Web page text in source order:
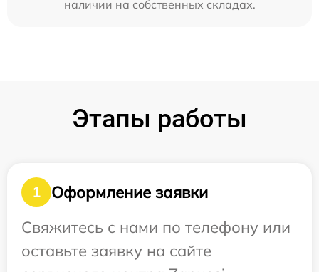
наличии на собственных складах.
Этапы работы
1
Оформление заявки
Свяжитесь с нами по телефону или
оставьте заявку на сайте